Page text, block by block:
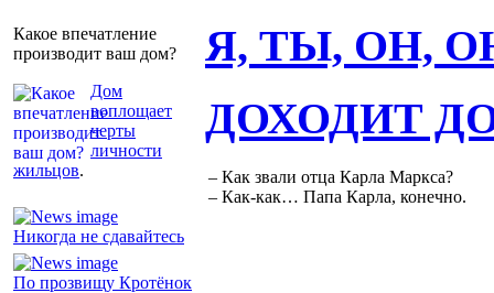
Какое впечатление
производит ваш дом?
Дом
воплощает
черты
личности
жильцов.
Я, ТЫ, ОН,
Никогда не сдавайтесь
По прозвищу Кротёнок
ДОХОДИТ
– Как звали отца Карла Маркса?
– Как-как… Папа Карла, конечно.